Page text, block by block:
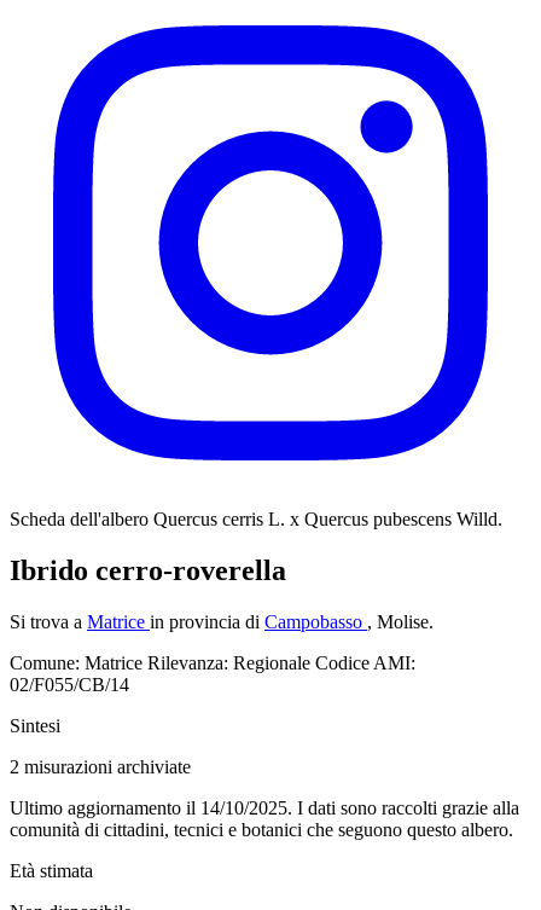
Scheda dell'albero Quercus cerris L. x Quercus pubescens Willd.
Ibrido cerro-roverella
Si trova a Matrice in provincia di Campobasso , Molise.
Comune: Matrice Rilevanza: Regionale Codice AMI:
02/F055/CB/14
Sintesi
2 misurazioni archiviate
Ultimo aggiornamento il 14/10/2025. I dati sono raccolti grazie alla
comunità di cittadini, tecnici e botanici che seguono questo albero.
Età stimata